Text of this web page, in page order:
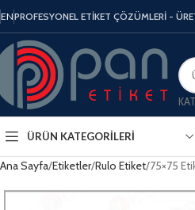
ENPROFESYONEL ETİKET ÇÖZÜMLERİ -
ÜRÜN KATEGORILERI
Ana Sayfa Etiketler Rulo Etiket 75×75